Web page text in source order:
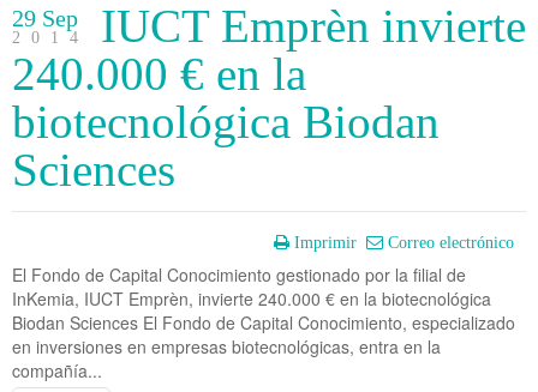
29 Sep
2014
IUCT Emprèn invierte
240.000 € en la
biotecnológica Biodan
Sciences
Imprimir Correo electrónico
El Fondo de Capital Conocimiento gestionado por la filial de
InKemia, IUCT Emprèn, invierte 240.000 € en la biotecnológica
Biodan Sciences El Fondo de Capital Conocimiento, especializado
en inversiones en empresas biotecnológicas, entra en la
compañía...